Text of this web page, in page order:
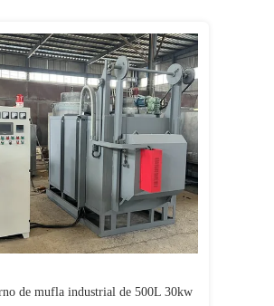
de mufla industrial de 500L 30kw